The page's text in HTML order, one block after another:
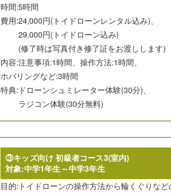
時間:5時間
費用:24,000円(トイドローンレンタル込み)、
29,000円(トイドローン込み)
(修了時は写真付き修了証をお渡しします)
内容:注意事項:1時間、操作方法:1時間、
ホバリングなど:3時間
特典: ドローンシュミレーター体験(30分)、
ラジコン体験(30分無料)
③キッズ向け 初級者コース3(室内)
対象:中学1年生～中学3年生
目的: トイドローンの操作方法から輪くぐりなど